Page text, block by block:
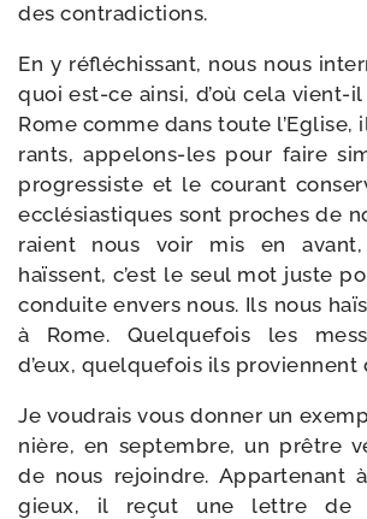
des contradictions.
En y réflé­chis­sant, nous nous
quoi est-​ce ain­si, d’où cela vient-​
Rome comme dans toute
rants, appelons-​les pour faire
pro­gres­siste et le cou­rant
ecclé­sias­tiques sont proches de
raient nous voir mis en avant,
haïssent, c’est le seul mot juste
conduite envers nous. Ils nous
à Rome. Quelquefois les
d’eux, quel­que­fois ils pro­viennent
Je vou­drais vous don­ner un
nière, en sep­tembre, un prêtre
de nous rejoindre.
gieux, il reçut une lettre de